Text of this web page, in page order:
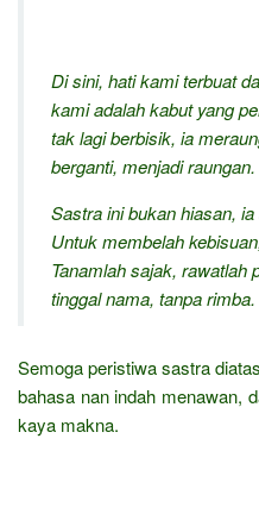
Di sini, hati kami terbuat
kami adalah kabut yang
tak lagi berbisik, ia
berganti, menjadi raungan.
Sastra ini bukan hiasan,
Untuk membelah
Tanamlah sajak, rawatlah
tinggal nama, tanpa rimba.
Semoga peristiwa sastra
bahasa nan indah menawan,
kaya makna.